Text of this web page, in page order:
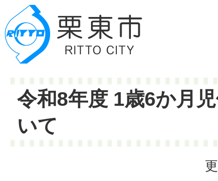
令和8年度 1歳6か月
いて